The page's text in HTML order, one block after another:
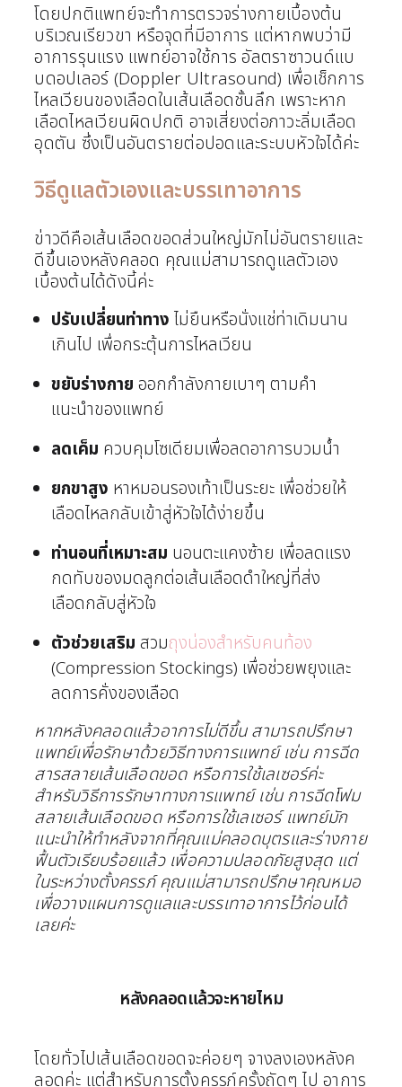
โดยปกติแพทย์จะทำการตรวจร่างกายเบื้องต้น
บริเวณเรียวขา หรือจุดที่มีอาการ แต่หากพบว่ามี
อาการรุนแรง แพทย์อาจใช้การ อัลตราซาวนด์แบ
บดอปเลอร์ (Doppler Ultrasound) เพื่อเช็กการ
ไหลเวียนของเลือดในเส้นเลือดชั้นลึก เพราะหาก
เลือดไหลเวียนผิดปกติ อาจเสี่ยงต่อภาวะลิ่มเลือด
อุดตัน ซึ่งเป็นอันตรายต่อปอดและระบบหัวใจได้ค่ะ
วิธีดูแลตัวเองและบรรเทาอาการ
ข่าวดีคือเส้นเลือดขอดส่วนใหญ่มักไม่อันตรายและ
ดีขึ้นเองหลังคลอด คุณแม่สามารถดูแลตัวเอง
เบื้องต้นได้ดังนี้ค่ะ
ปรับเปลี่ยนท่าทาง ไม่ยืนหรือนั่งแช่ท่าเดิมนาน
เกินไป เพื่อกระตุ้นการไหลเวียน
ขยับร่างกาย ออกกำลังกายเบาๆ ตามคำ
แนะนำของแพทย์
ลดเค็ม ควบคุมโซเดียมเพื่อลดอาการบวมน้ำ
ยกขาสูง หาหมอนรองเท้าเป็นระยะ เพื่อช่วยให้
เลือดไหลกลับเข้าสู่หัวใจได้ง่ายขึ้น
ท่านอนที่เหมาะสม นอนตะแคงซ้าย เพื่อลดแรง
กดทับของมดลูกต่อเส้นเลือดดำใหญ่ที่ส่ง
เลือดกลับสู่หัวใจ
ตัวช่วยเสริม สวมถุงน่องสำหรับคนท้อง
(Compression Stockings) เพื่อช่วยพยุงและ
ลดการคั่งของเลือด
หากหลังคลอดแล้วอาการไม่ดีขึ้น สามารถปรึกษา
แพทย์เพื่อรักษาด้วยวิธีทางการแพทย์ เช่น การฉีด
สารสลายเส้นเลือดขอด หรือการใช้เลเซอร์ค่ะ
สำหรับวิธีการรักษาทางการแพทย์ เช่น การฉีดโฟม
สลายเส้นเลือดขอด หรือการใช้เลเซอร์ แพทย์มัก
แนะนำให้ทำหลังจากที่คุณแม่คลอดบุตรและร่างกาย
ฟื้นตัวเรียบร้อยแล้ว เพื่อความปลอดภัยสูงสุด แต่
ในระหว่างตั้งครรภ์ คุณแม่สามารถปรึกษาคุณหมอ
เพื่อวางแผนการดูแลและบรรเทาอาการไว้ก่อนได้
เลยค่ะ
หลังคลอดแล้วจะหายไหม
โดยทั่วไปเส้นเลือดขอดจะค่อยๆ จางลงเองหลังค
ลอดค่ะ แต่สำหรับการตั้งครรภ์ครั้งถัดๆ ไป อาการ